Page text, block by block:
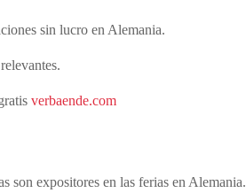
sin lucro en Alemania.
verbaende.com
son expositores en las ferias en Alemania.